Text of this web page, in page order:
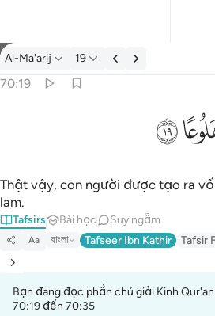
Tafsir: Al-Ma'arij 70:19
Al-Ma'arij 19
70:19
ﱯ
Thật vậy, con người được tạo ra
lam.
Tafsirs Bài học Suy ngẫm
Aa বাংলা Tafseer Ibn Kathir Tafsir
Bạn đang đọc phần chú giải Kinh
70:19 đến 70:35